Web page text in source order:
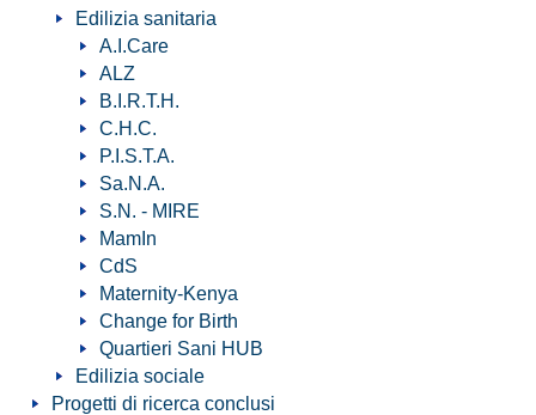
Edilizia sanitaria
A.I.Care
ALZ
B.I.R.T.H.
C.H.C.
P.I.S.T.A.
Sa.N.A.
S.N. - MIRE
MamIn
CdS
Maternity-Kenya
Change for Birth
Quartieri Sani HUB
Edilizia sociale
Progetti di ricerca conclusi